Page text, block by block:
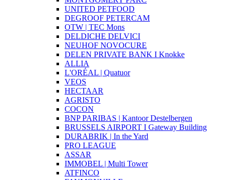
UNITED PETFOOD
DEGROOF PETERCAM
OTW | TEC Mons
DELDICHE DELVICI
NEUHOF NOVOCURE
DELEN PRIVATE BANK I Knokke
ALLIA
L'ORÉAL | Quatuor
VEOS
HECTAAR
AGRISTO
COCON
BNP PARIBAS | Kantoor Destelbergen
BRUSSELS AIRPORT I Gateway Building
DURABRIK | In the Yard
PRO LEAGUE
ASSAR
IMMOBEL | Multi Tower
ATFINCO